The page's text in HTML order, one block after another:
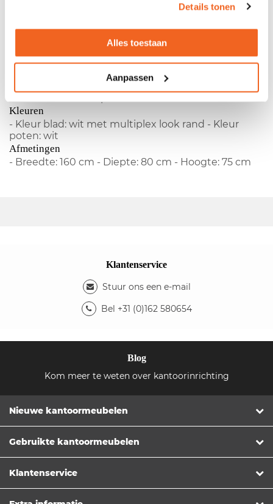
Details tonen
Alles toestaan
Aanpassen
Productspecificaties
Gebruikte kantinetafel
- Type:
- Vaste hoogte -
Kleuren
- Kleur blad: wit met multiplex look rand - Kleur
poten: wit
Afmetingen
- Breedte: 160 cm - Diepte: 80 cm - Hoogte: 75 cm
Klantenservice
Stuur ons een e-mail
Bel +31 (0)162 580654
Blog
Kom meer te weten over kantoorinrichting
Nieuwe kantoormeubelen
Gebruikte kantoormeubelen
Klantenservice